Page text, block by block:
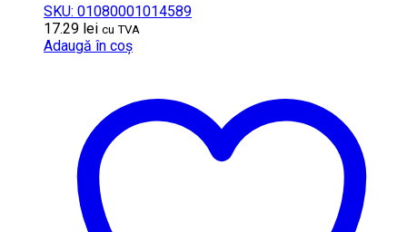
SKU: 01080001014589
17.29 lei cu TVA
Adaugă în coș